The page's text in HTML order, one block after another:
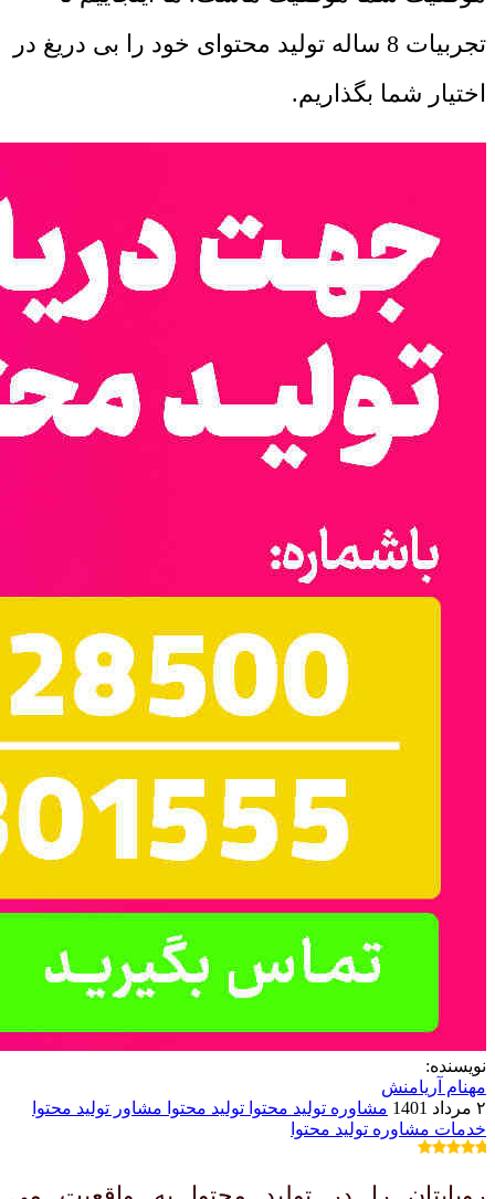
تجربیات 8 ساله تولید محتوای خود را بی دریغ در
اختیار شما بگذاریم.
نویسنده:
مهنام آریامنش
۲ مرداد 1401
مشاوره تولید محتوا تولید محتوا مشاور تولید محتوا
خدمات مشاوره تولید محتوا